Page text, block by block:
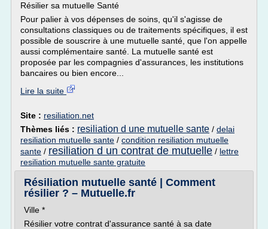
Résilier sa mutuelle Santé
Pour palier à vos dépenses de soins, qu'il s'agisse de
consultations classiques ou de traitements spécifiques, il est
possible de souscrire à une mutuelle santé, que l'on appelle
aussi complémentaire santé. La mutuelle santé est
proposée par les compagnies d'assurances, les institutions
bancaires ou bien encore...
Lire la suite
Site : resiliation.net
Thèmes liés : resiliation d une mutuelle sante / delai
resiliation mutuelle sante / condition resiliation mutuelle
sante / resiliation d un contrat de mutuelle / lettre
resiliation mutuelle sante gratuite
Résiliation mutuelle santé | Comment
résilier ? – Mutuelle.fr
Ville *
Résilier votre contrat d'assurance santé à sa date